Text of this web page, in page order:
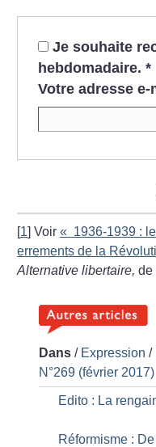
Je souhaite
hebdomadaire. *
Votre adresse e-
[1]Voir« 1936-1939 :
errements de la
Alternative libertaire, de
Dans / Expression /
N°269 (février 2017)
Edito : La
Réformisme :